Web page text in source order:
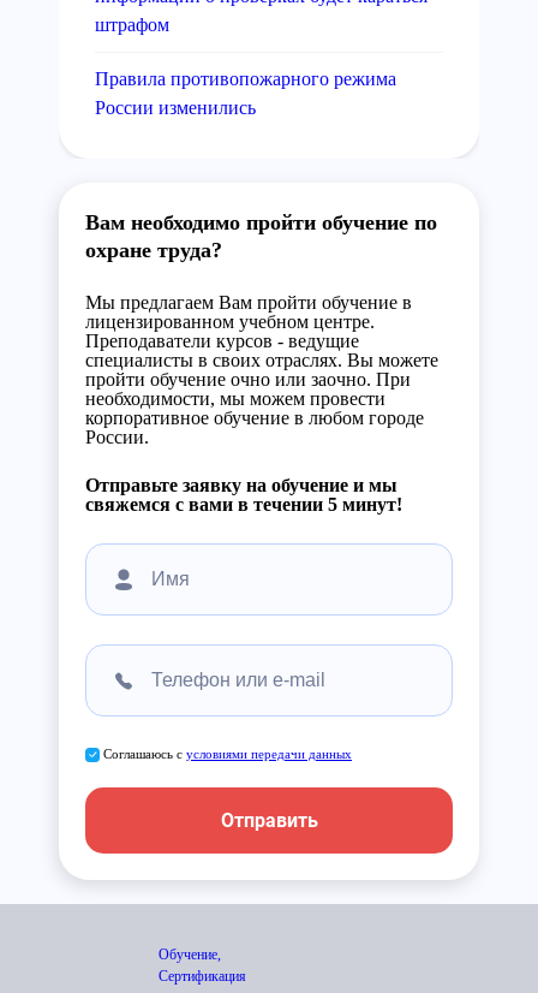
штрафом
Правила противопожарного режима
России изменились
Вам необходимо пройти обучение по
охране труда?
Мы предлагаем Вам пройти обучение в
лицензированном учебном центре.
Преподаватели курсов - ведущие
специалисты в своих отраслях. Вы можете
пройти обучение очно или заочно. При
необходимости, мы можем провести
корпоративное обучение в любом городе
России.
Отправьте заявку на обучение и мы
свяжемся с вами в течении 5 минут!
Соглашаюсь с условиями передачи данных
Отправить
Обучение,
Сертификация